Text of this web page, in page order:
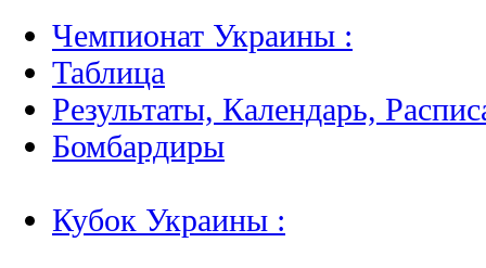
Чемпионат Украины :
Таблица
Результаты, Календарь,
Бомбардиры
Кубок Украины :